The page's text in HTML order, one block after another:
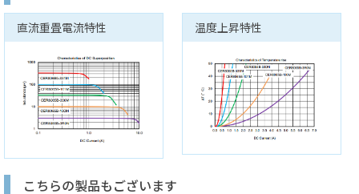
直流重畳電流特性 温度上昇特性
こちらの製品もございます